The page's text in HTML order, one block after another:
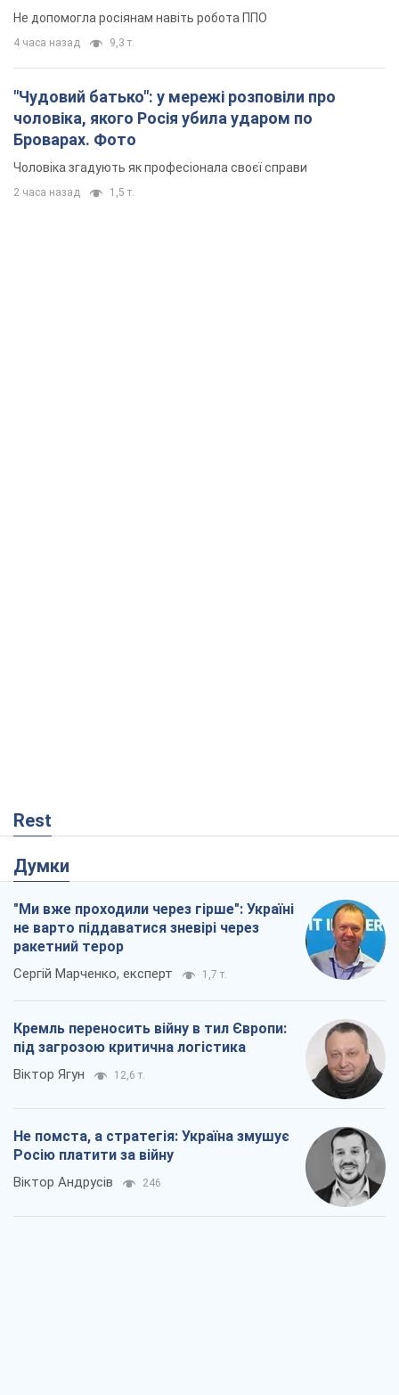
Не допомогла росіянам навіть робота ППО
4 часа назад 9,3 т.
"Чудовий батько": у мережі розповіли про
чоловіка, якого Росія убила ударом по
Броварах. Фото
Чоловіка згадують як професіонала своєї справи
2 часа назад 1,5 т.
Rest
Думки
"Ми вже проходили через гірше": Україні
не варто піддаватися зневірі через
ракетний терор
Сергій Марченко, експерт 1,7 т.
Кремль переносить війну в тил Європи:
під загрозою критична логістика
Віктор Ягун 12,6 т.
Не помста, а стратегія: Україна змушує
Росію платити за війну
Віктор Андрусів 246